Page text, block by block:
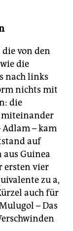
von den
die
nach links
nichts mit
die
miteinander
Adlam – kam
auf
Guinea
ersten vier
zu a,
auch für
– Das